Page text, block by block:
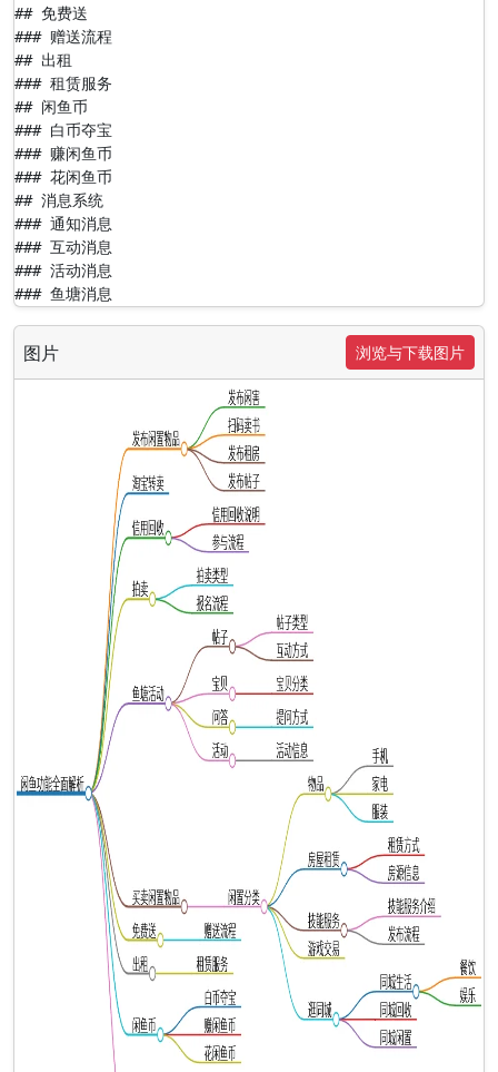
## 免费送
### 赠送流程
## 出租
### 租赁服务
## 闲鱼币
### 白币夺宝
### 赚闲鱼币
### 花闲鱼币
## 消息系统
### 通知消息
### 互动消息
### 活动消息
### 鱼塘消息
图片 浏览与下载图片